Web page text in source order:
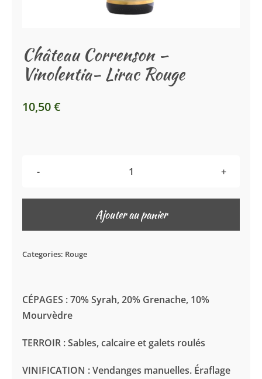
Le Caveau
Château Correnson –
Vinolentia- Lirac Rouge
10,50€
quantité
Château
Correnson
Ajouter au panier
Categories: Rouge
CÉPAGES :70% Syrah, 20% Grenache, 10%
Mourvèdre
TERROIR :Sables, calcaire et galets roulés
VINIFICATION :Vendanges manuelles. Éraflage